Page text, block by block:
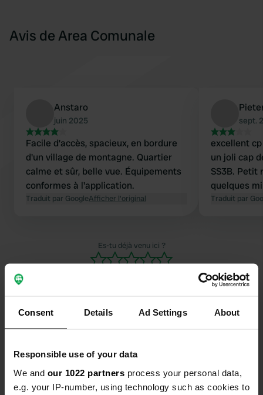
Consent Details Ad Settings About
Responsible use of your data
We and our 1022 partners process your personal data,
e.g. your IP-number, using technology such as cookies to
Avis de Area Comunale
Anstaro
juin 2025
Facile d'accès, spacieux, en bordure
d'un village de montagne. Quartier
calme et sûr, belle vue. Équipements
conformes à l'application.
Traduit par GoogleAfficher l'original
sept.
excellent
un joli cap
SS3B.
quelques
Traduit par
Es-tu déjà venu ici ?
Contact
Via Umbria
Copie